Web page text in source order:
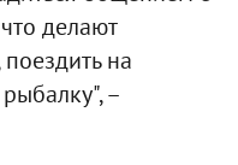
делают
на
–